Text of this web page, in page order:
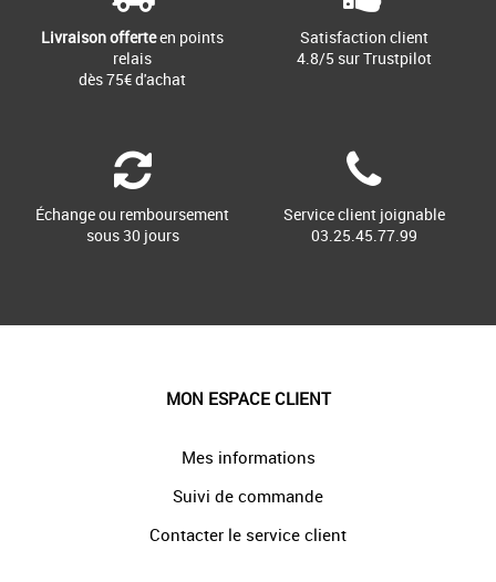
Livraison offerteen points
relais
dès 75€ d'achat
Satisfaction client
4.8/5 sur Trustpilot
Échange ou remboursement
sous 30 jours
Service client joignable
03.25.45.77.99
MON ESPACE CLIENT
Mes informations
Suivi de commande
Contacter le service client